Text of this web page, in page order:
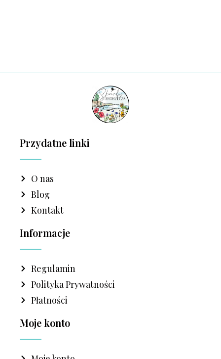
Przydatne linki
O nas
Blog
Kontakt
Informacje
Regulamin
Polityka Prywatności
Płatności
Moje konto